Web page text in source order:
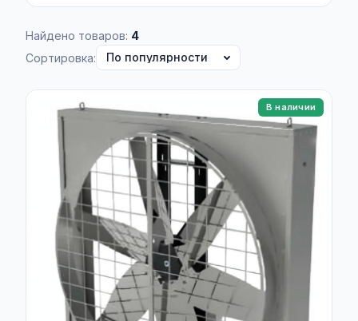
Найдено товаров: 4
Сортировка:
В наличии